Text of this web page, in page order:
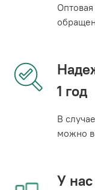
1 год
В
можно
У